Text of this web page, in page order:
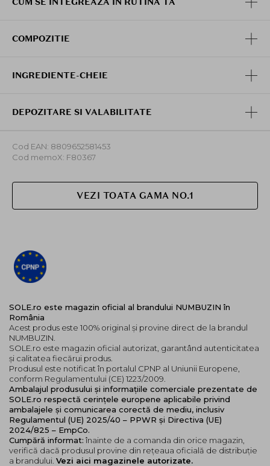
COMPOZITIE
INGREDIENTE-CHEIE
DEPOZITARE SI VALABILITATE
Cod EAN: 8809652581453
Cod memoX: F80367
VEZI TOATA GAMA NO.1
SOLE.ro este magazin oficial al brandului NUMBUZIN în
România
Acest produs este 100% original și provine direct de la brandul
NUMBUZIN.
SOLE.ro este magazin oficial autorizat, garantând autenticitatea
și calitatea fiecărui produs.
Produsul este notificat în portalul CPNP al Uniunii Europene,
conform Regulamentului (CE) 1223/2009.
Ambalajul produsului și informațiile comerciale prezentate de
SOLE.ro respectă cerințele europene aplicabile privind
ambalajele și comunicarea corectă de mediu, inclusiv
Regulamentul (UE) 2025/40 – PPWR și Directiva (UE)
2024/825 – EmpCo.
Cumpără informat: înainte de a comanda din orice magazin,
verifică dacă produsul provine din rețeaua oficială de distribuție
a brandului. Vezi aici magazinele autorizate.